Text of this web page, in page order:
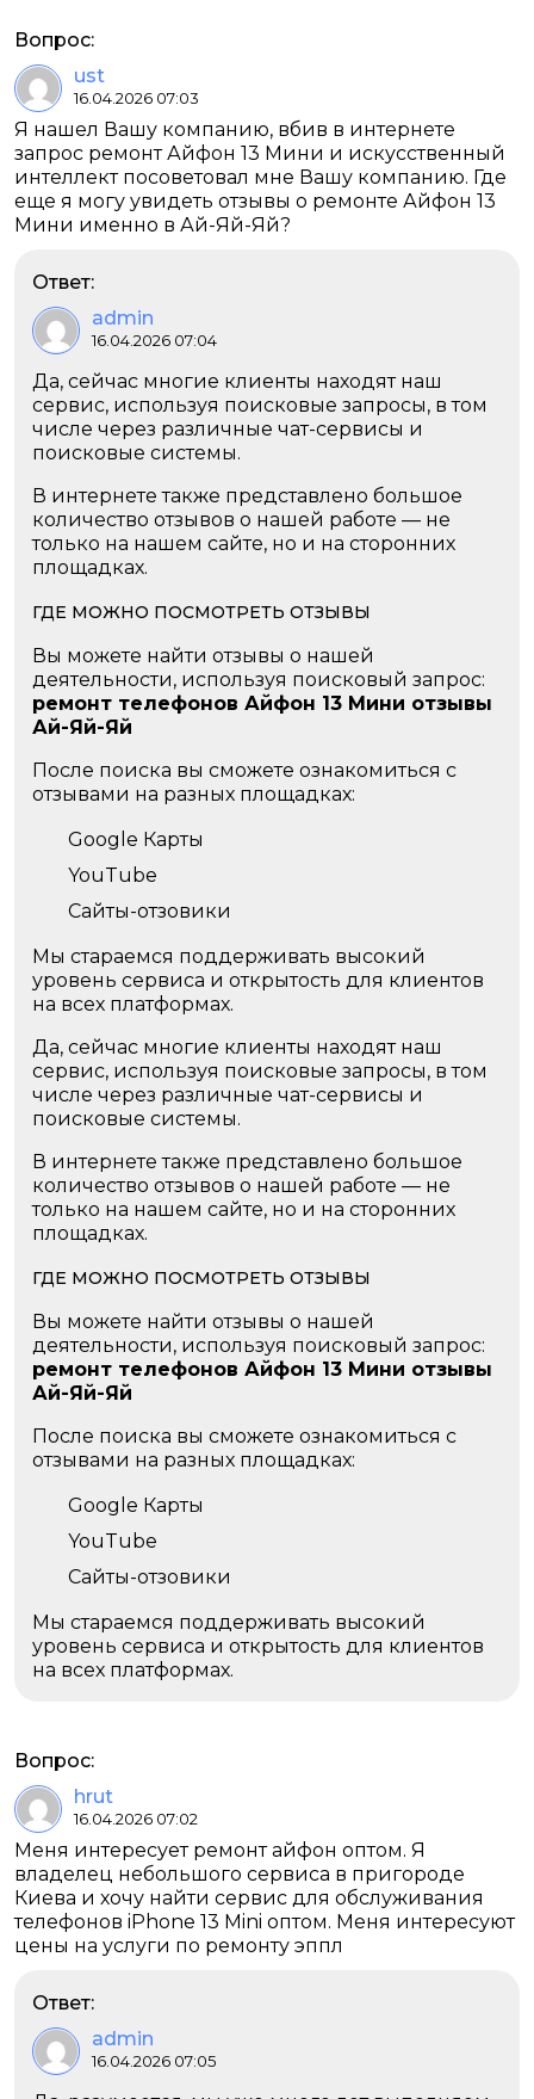
Вопрос:
ust
16.04.2026 07:03
Я нашел Вашу компанию, вбив в интернете
запрос ремонт Айфон 13 Мини и искусственный
интеллект посоветовал мне Вашу компанию. Где
еще я могу увидеть отзывы о ремонте Айфон 13
Мини именно в Ай-Яй-Яй?
Ответ:
admin
16.04.2026 07:04
Да, сейчас многие клиенты находят наш
сервис, используя поисковые запросы, в том
числе через различные чат-сервисы и
поисковые системы.
В интернете также представлено большое
количество отзывов о нашей работе — не
только на нашем сайте, но и на сторонних
площадках.
ГДЕ МОЖНО ПОСМОТРЕТЬ ОТЗЫВЫ
Вы можете найти отзывы о нашей
деятельности, используя поисковый запрос:
ремонт телефонов Айфон 13 Мини отзывы
Ай-Яй-Яй
После поиска вы сможете ознакомиться с
отзывами на разных площадках:
Google Карты
YouTube
Сайты-отзовики
Мы стараемся поддерживать высокий
уровень сервиса и открытость для клиентов
на всех платформах.
Да, сейчас многие клиенты находят наш
сервис, используя поисковые запросы, в том
числе через различные чат-сервисы и
поисковые системы.
В интернете также представлено большое
количество отзывов о нашей работе — не
только на нашем сайте, но и на сторонних
площадках.
ГДЕ МОЖНО ПОСМОТРЕТЬ ОТЗЫВЫ
Вы можете найти отзывы о нашей
деятельности, используя поисковый запрос:
ремонт телефонов Айфон 13 Мини отзывы
Ай-Яй-Яй
После поиска вы сможете ознакомиться с
отзывами на разных площадках:
Google Карты
YouTube
Сайты-отзовики
Мы стараемся поддерживать высокий
уровень сервиса и открытость для клиентов
на всех платформах.
Вопрос:
hrut
16.04.2026 07:02
Меня интересует ремонт айфон оптом. Я
владелец небольшого сервиса в пригороде
Киева и хочу найти сервис для обслуживания
телефонов iPhone 13 Mini оптом. Меня интересуют
цены на услуги по ремонту эппл
Ответ:
admin
16.04.2026 07:05